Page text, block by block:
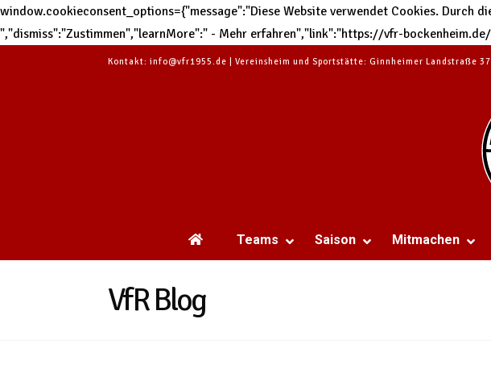
window.cookieconsent_options={"message":"Diese Website verwendet Cookies. Durch
","dismiss":"Zustimmen","learnMore":" - Mehr erfahren","link":"https://vfr-
Kontakt: info@vfr1955.de | Vereinsheim und Sportstätte: Ginnheimer Landstraße
Teams Saison Mitmachen
VfR Blog